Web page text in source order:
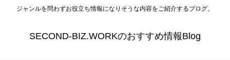
ジャンルを問わずお役立ち情報になりそうな内容をご紹介するブログ。
SECOND-BIZ.WORKのおすすめ情報Blog